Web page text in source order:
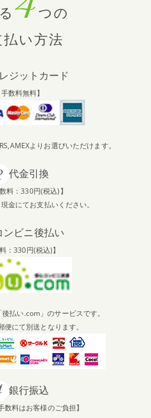
つの
払い方法
ジットカード
手数料無料】
よりお選びいただけます。
代金引換
料：330円(税込)】
金にてお支払いください。
ンビニ後払い
：330円(税込)】
払い.com」のサービスです。
便にて別送となります。
銀行振込
数料はお客様のご負担】